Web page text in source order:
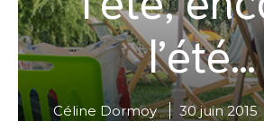
l’été…
Céline Dormoy 30 juin 2015